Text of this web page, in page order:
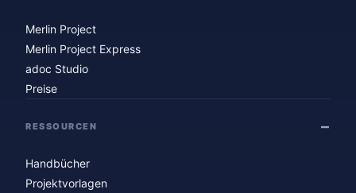
Merlin Project
Merlin Project Express
adoc Studio
Preise
RESSOURCEN
Handbücher
Projektvorlagen